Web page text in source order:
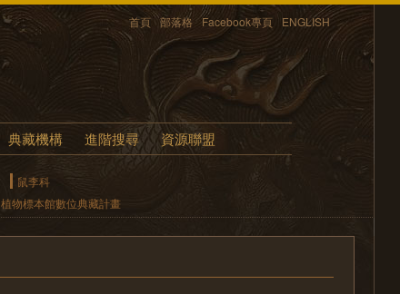
首頁 部落格 Facebook專頁 ENGLISH
典藏機構 進階搜尋 資源聯盟
鼠李科
植物標本館數位典藏計畫